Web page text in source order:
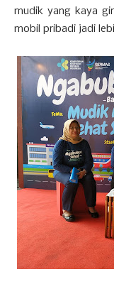
mudik yang kaya
mobil pribadi jadi